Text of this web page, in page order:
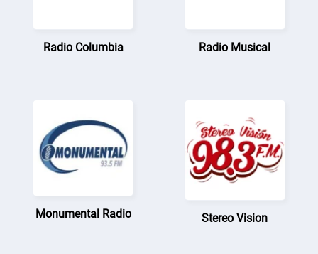
Radio Columbia Radio Musical
Monumental Radio Stereo Vision